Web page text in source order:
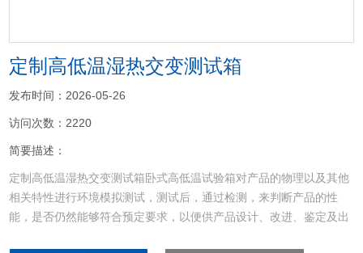
定制高低温湿热交变测试箱
发布时间：2026-05-26
访问次数：2220
简要描述：
定制高低温湿热交变测试箱卧式高低温试验箱对产品的物理以及其他
相关特性进行环境模拟测试，测试后，通过检测，来判断产品的性
能，是否仍然能够符合预定要求，以便供产品设计、改进、鉴定及出